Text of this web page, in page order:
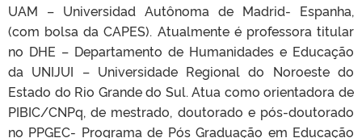
UAM – Universidad Autônoma de Madrid- Espanha,
(com bolsa da CAPES). Atualmente é professora titular
no DHE – Departamento de Humanidades e Educação
da UNIJUI – Universidade Regional do Noroeste do
Estado do Rio Grande do Sul. Atua como orientadora de
PIBIC/CNPq, de mestrado, doutorado e pós-doutorado
no PPGEC- Programa de Pós Graduação em Educação